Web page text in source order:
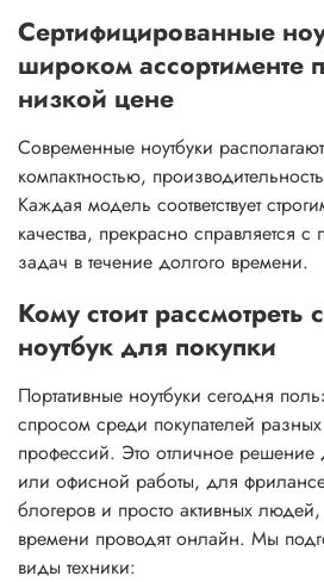
Сертифицированные
широком ассортименте
низкой цене
Современные ноутбуки
компактностью,
Каждая модель соответствует
качества, прекрасно справляется
задач в течение долгого времени.
Кому стоит
ноутбук для покупки
Портативные ноутбуки сегодня
спросом среди покупателей
профессий. Это отличное решение
или офисной работы, для
блогеров и просто активных
времени проводят онлайн. Мы
виды техники: